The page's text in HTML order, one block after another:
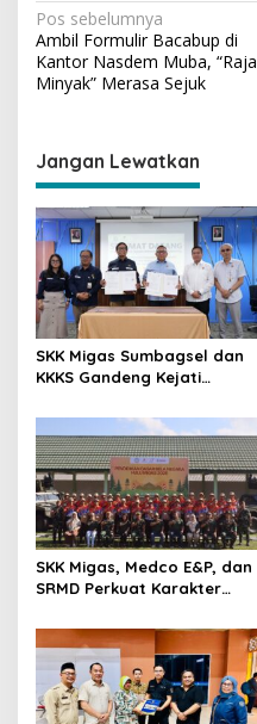
N
a
v
g
a
s
i
p
o
s
Pos sebelumnya
Ambil Formulir Bacabup di
Kantor Nasdem Muba, “Raja
Minyak” Merasa Sejuk
Jangan Lewatkan
SKK Migas Sumbagsel dan
KKKS Gandeng Kejati
Hukum Demi Kelancaran
Operasi Hulu Migas
SKK Migas, Medco E&P, dan
SRMD Perkuat Karakter
Ketahanan Energi Nasional